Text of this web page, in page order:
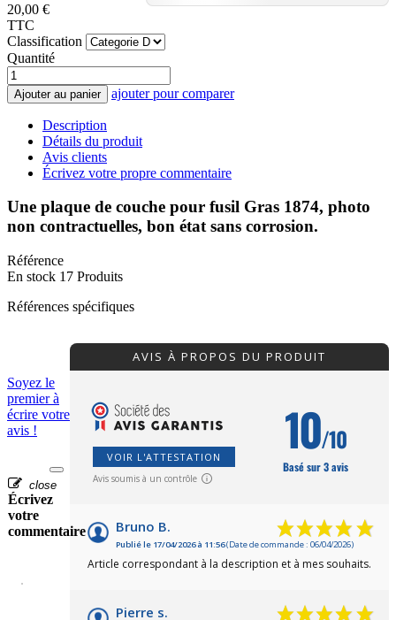
20,00 €
TTC
Classification
Quantité
Ajouter au panier ajouter pour comparer
Description
Détails du produit
Avis clients
Écrivez votre propre commentaire
Une plaque de couche pour fusil Gras 1874, photo
non contractuelles, bon état sans corrosion.
Référence
En stock 17 Produits
Références spécifiques
AVIS À PROPOS DU PRODUIT
VOIR L'ATTESTATION
Avis soumis à un contrôle
10/10
Basé sur 3 avis
Bruno B.
Publié le 17/04/2026 à 11:56(Date de commande : 06/04/2026)
Article correspondant à la description et à mes souhaits.
Pierre s.
Soyez le
premier à
écrire votre
avis !
Écrivez
votre
commentaire
close